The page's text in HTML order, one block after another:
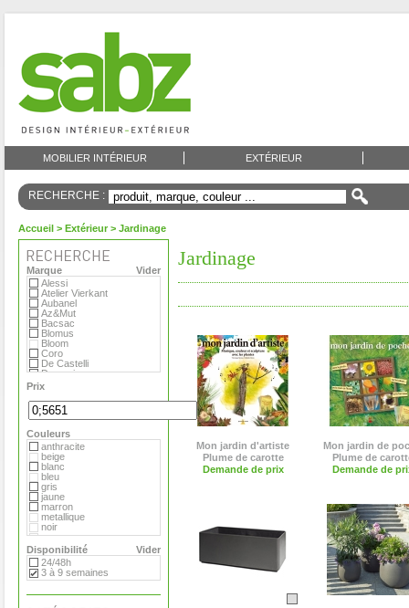
MOBILIER INTÉRIEUR EXTÉRIEUR
RECHERCHE :
Accueil > Extérieur > Jardinage
Vider
Marque
Alessi
Atelier Vierkant
Aubanel
Az&Mut
Bacsac
Blomus
Bloom
Coro
De Castelli
Domani
Emu
Eternit
Eva Solo
Extremis
Flora
Gandia Blasco
Matière Grise
Plume de carotte
Royal VKB
Serralunga
Teracrea
Tradewinds
Viteo
Prix
Couleurs
anthracite
beige
blanc
bleu
gris
jaune
marron
metallique
noir
rouge
vert
violet
Vider
Disponibilité
24/48h
3 à 9 semaines
Jardinage
Mon jardin d'artiste
Plume de carotte
Demande de prix
Mon jardin de
Plume de
Demande de